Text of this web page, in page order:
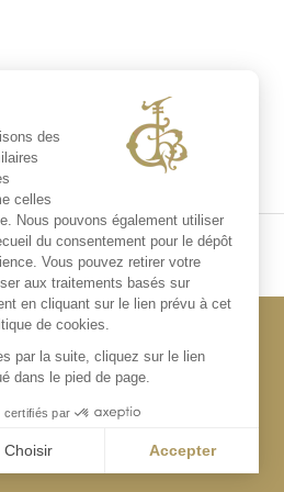
des
celles
Nous pouvons également utiliser
du consentement pour le dépôt
Vous pouvez retirer votre
aux traitements basés sur
en cliquant sur le lien prévu à cet
de cookies.
par la suite, cliquez sur le lien
dans le pied de page.
certifiés par
Choisir Accepter